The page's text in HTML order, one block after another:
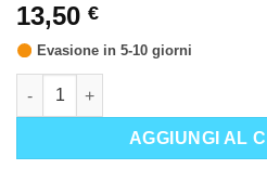
13,50 €
Evasione in 5-10 giorni
VETERANS OF THE FALL (PB)
AGGIUNGI AL